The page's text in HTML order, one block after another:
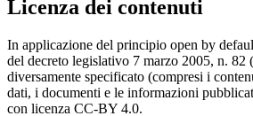
Licenza dei contenuti
In applicazione del principio open by
del decreto legislativo 7 marzo 2005, n.
diversamente specificato (compresi i
dati, i documenti e le informazioni
con licenza CC-BY 4.0.